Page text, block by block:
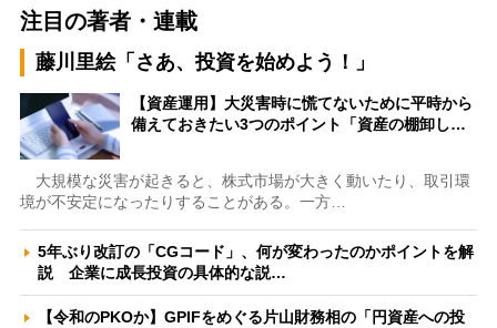
注目の著者・連載
藤川里絵「さあ、投資を始めよう！」
【資産運用】大災害時に慌てないために平時から
備えておきたい3つのポイント「資産の棚卸し…
大規模な災害が起きると、株式市場が大きく動いたり、取引環
境が不安定になったりすることがある。一方…
5年ぶり改訂の「CGコード」、何が変わったのかポイントを解
説 企業に成長投資の具体的な説…
【令和のPKOか】GPIFをめぐる片山財務相の「円資産への投